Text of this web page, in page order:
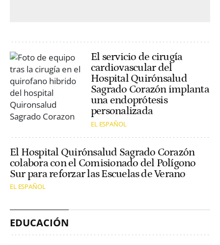
El servicio de cirugía
cardiovascular del
Hospital Quirónsalud
Sagrado Corazón implanta
una endoprótesis
personalizada
EL ESPAÑOL
El Hospital Quirónsalud Sagrado Corazón
colabora con el Comisionado del Polígono
Sur para reforzar las Escuelas de Verano
EL ESPAÑOL
EDUCACIÓN